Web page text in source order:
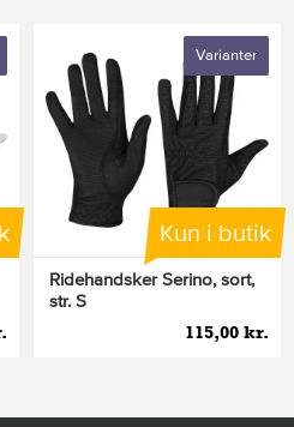
Varianter
Kun i butik
Ridehandsker Serino, sort,
str. S
115,00 kr.